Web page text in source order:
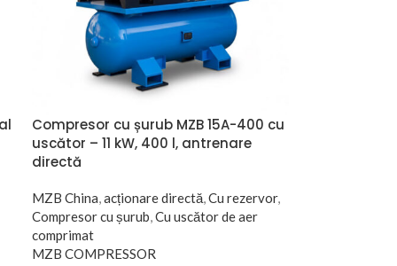
Compresor cu șurub MZB 15A-400 cu
uscător – 11 kW, 400 l, antrenare
directă
MZB China,acționare directă,Cu rezervor,
Compresor cu șurub,Cu uscător de aer
comprimat
MZB COMPRESSOR